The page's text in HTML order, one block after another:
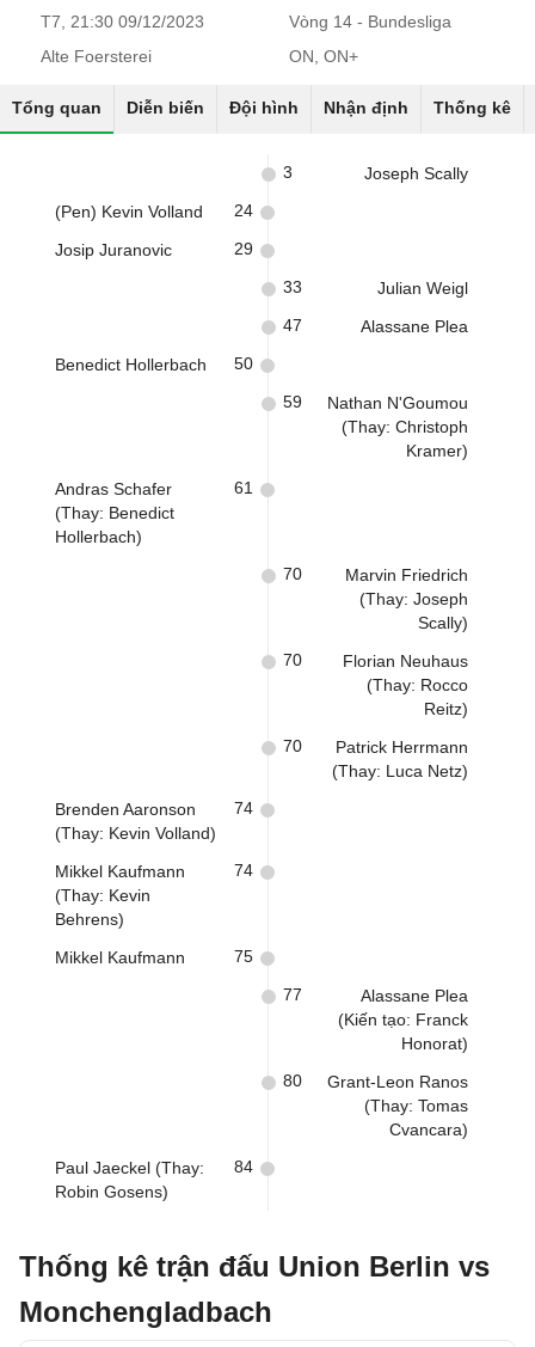
T7, 21:30 09/12/2023
Vòng 14 - Bundesliga
Alte Foersterei
ON, ON+
Tổng quan Diễn biến Đội hình Nhận định Thống kê
Joseph Scally
3
(Pen) Kevin Volland 24
Josip Juranovic 29
Julian Weigl
33
Alassane Plea
47
Benedict Hollerbach 50
Nathan N'Goumou
(Thay: Christoph
Kramer)
59
Andras Schafer
(Thay: Benedict
Hollerbach)
61
Marvin Friedrich
(Thay: Joseph
Scally)
70
Florian Neuhaus
(Thay: Rocco
Reitz)
70
Patrick Herrmann
(Thay: Luca Netz)
70
Brenden Aaronson
(Thay: Kevin Volland)
74
Mikkel Kaufmann
(Thay: Kevin
Behrens)
74
Mikkel Kaufmann 75
Alassane Plea
(Kiến tạo: Franck
Honorat)
77
Grant-Leon Ranos
(Thay: Tomas
Cvancara)
80
Paul Jaeckel (Thay:
Robin Gosens)
84
Thống kê trận đấu Union Berlin vs
Monchengladbach